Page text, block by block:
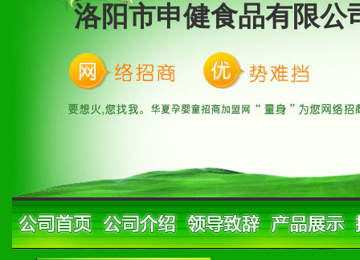
洛阳市申健食品有限公